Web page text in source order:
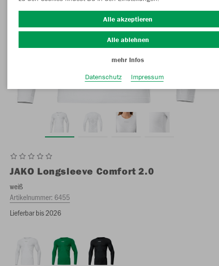
JAKO Longsleeve Comfort 2.0
weiß
Artikelnummer: 6455
Lieferbar bis 2026
Alle akzeptieren
Alle ablehnen
mehr Infos
Datenschutz
Impressum